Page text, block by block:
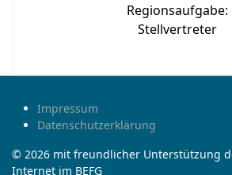
Regionsaufgabe:
Stellvertreter
Impressum
Datenschutzerklärung
© 2026 mit freundlicher Unterstützung
Internet im BEFG